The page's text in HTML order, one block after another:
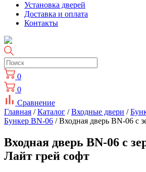
Установка дверей
Доставка и оплата
Контакты
0
0
Сравнение
Главная /Каталог /Входные двери /
Бункер BN-06 / Входная дверь BN-06 с
Входная дверь BN-06 с
Лайт грей софт